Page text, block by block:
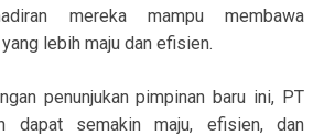
mereka mampu membawa
lebih maju dan efisien.
penunjukan pimpinan baru ini, PT
dapat semakin maju, efisien, dan